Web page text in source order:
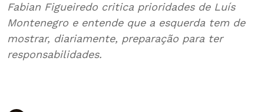
Fabian Figueiredo critica prioridades de Luís
Montenegro e entende que a esquerda tem de
mostrar, diariamente, preparação para ter
responsabilidades.